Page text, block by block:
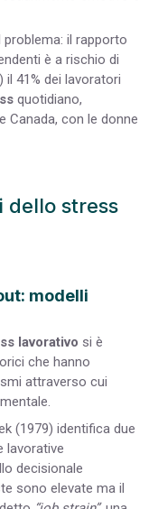
il rapporto
è a rischio di
il 41% dei lavoratori
quotidiano,
Canada, con le donne
dello stress
modelli
lavorativo si è
che hanno
attraverso cui
(1979) identifica due
lavorative
decisionale
sono elevate ma il